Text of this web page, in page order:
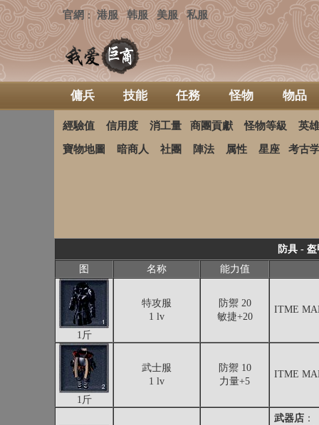
官網 ：港服 韩服 美服 私服
傭兵 技能 任務 怪物 物品
經驗值 信用度 消工量 商團貢獻 怪物等級 英
寶物地圖 暗商人 社團 陣法 属性 星座 考古
防具 -
图
名称 能力值
1斤
特攻服
1 lv
防禦 20
敏捷+20
ITME
1斤
武士服
1 lv
防禦 10
力量+5
ITME
武器店